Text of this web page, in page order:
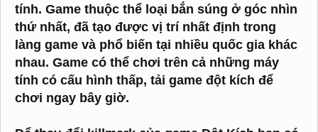
tính. Game thuộc thể loại bắn súng ở góc nhìn
thứ nhất, đã tạo được vị trí nhất định trong
làng game và phổ biến tại nhiều quốc gia khác
nhau. Game có thể chơi trên cả những máy
tính có cấu hình thấp, tải game đột kích để
chơi ngay bây giờ.